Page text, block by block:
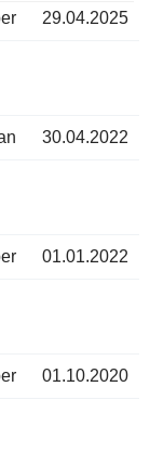
29.04.2025
30.04.2022
01.01.2022
01.10.2020